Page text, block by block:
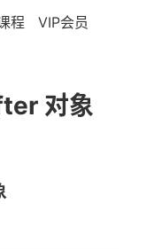
程 VIP会员
对象